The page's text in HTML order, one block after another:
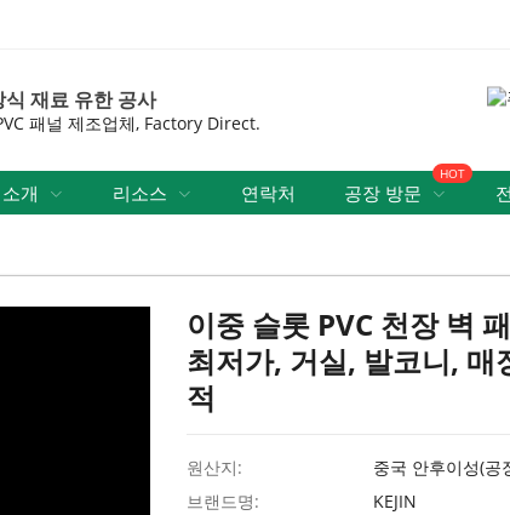
재료 유한 공사
패널 제조업체, Factory Direct.
개 리소스 연락처 공장 방문
HOT
이중 슬롯 PVC 천장 벽
최저가, 거실, 발코니, 매
적
원산지:
중국 안후이성(공
브랜드명:
KEJIN